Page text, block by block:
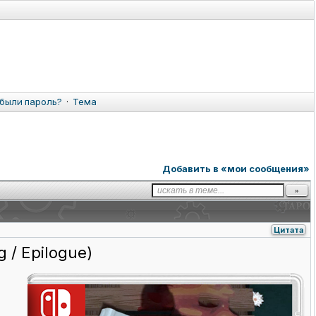
пароль? · Тема
Добавить в «мои сообщения»
Цитата
/ Epilogue)